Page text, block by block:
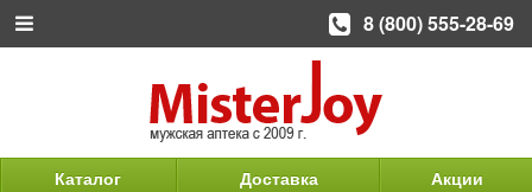
Каталог Доставка Акции
8 (800) 555-28-69